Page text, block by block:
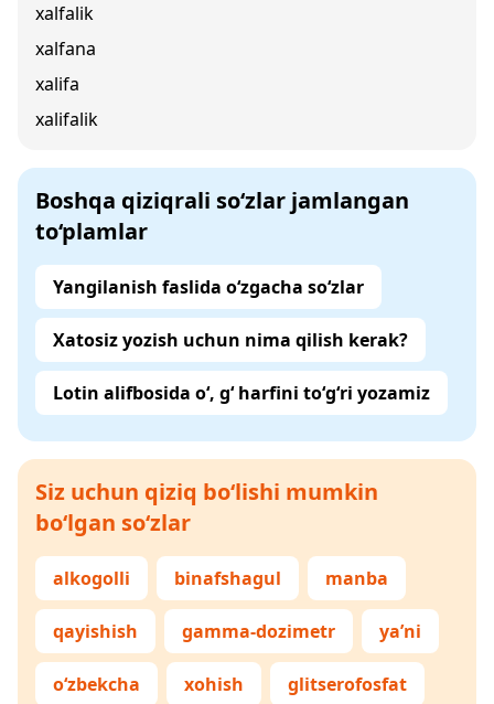
xalfalik
xalfana
xalifa
xalifalik
Boshqa qiziqrali so‘zlar jamlangan
to‘plamlar
Yangilanish faslida o‘zgacha so‘zlar
Xatosiz yozish uchun nima qilish kerak?
Lotin alifbosida o‘, g‘ harfini to‘g‘ri yozamiz
Siz uchun qiziq bo‘lishi mumkin
bo‘lgan so‘zlar
alkogolli binafshagul manba
qayishish gamma-dozimetr ya’ni
o‘zbekcha xohish glitserofosfat